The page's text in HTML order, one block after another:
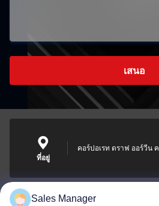
เสนอ
ที่อยู่
คอร์ปอเรท ดราฟ ออร์วีน
Sales Manager